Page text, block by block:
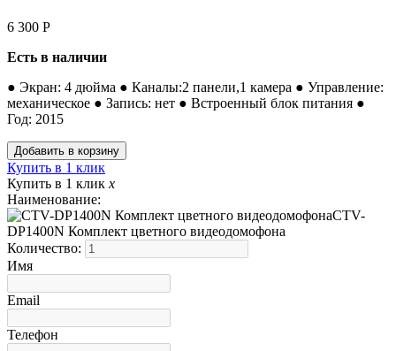
6 300 Р
Есть в наличии
● Экран: 4 дюйма ● Каналы:2 панели,1 камера ● Управление:
механическое ● Запись: нет ● Встроенный блок питания ●
Год: 2015
Купить в 1 клик
Купить в 1 клик x
Наименование:
CTV-
DP1400N Комплект цветного видеодомофона
Количество:
Имя
Email
Телефон